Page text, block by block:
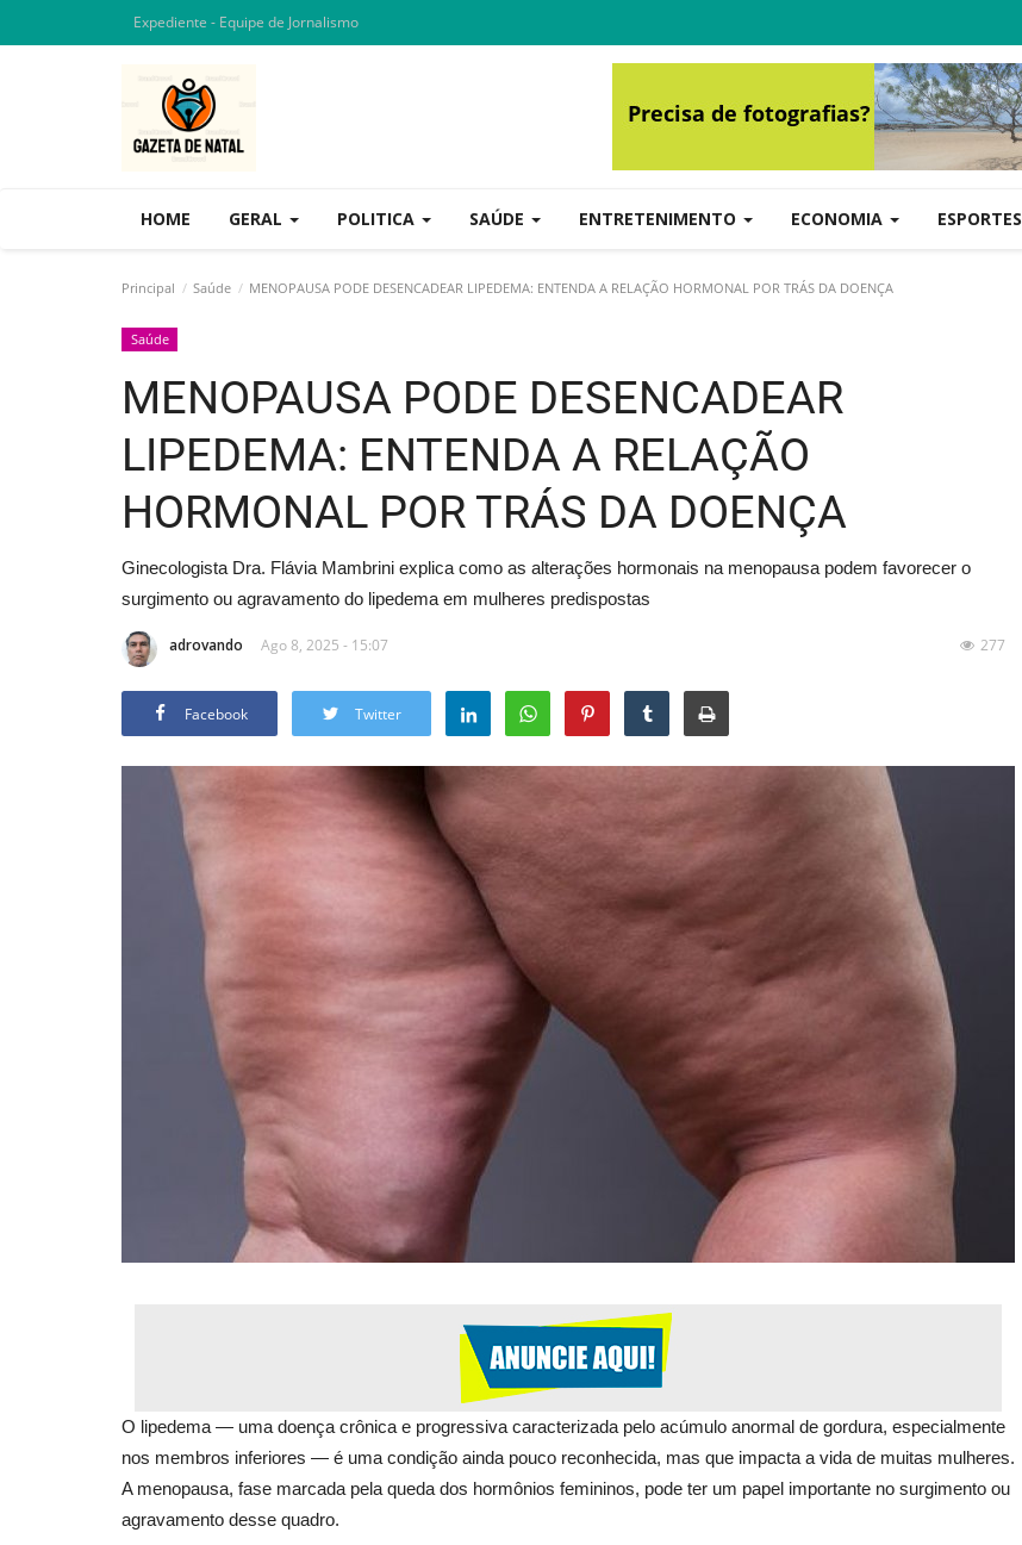
Expediente - Equipe de Jornalismo
HOME GERAL POLITICA SAÚDE ENTRETENIMENTO ECONOMIA ESPORTES
Principal Saúde MENOPAUSA PODE DESENCADEAR LIPEDEMA: ENTENDA A RELAÇÃO HORMONAL POR TRÁS DA DOENÇA
Saúde
MENOPAUSA PODE DESENCADEAR
LIPEDEMA: ENTENDA A RELAÇÃO
HORMONAL POR TRÁS DA DOENÇA
Ginecologista Dra. Flávia Mambrini explica como as alterações hormonais na menopausa podem favorecer o
surgimento ou agravamento do lipedema em mulheres predispostas
adrovando Ago 8, 2025 - 15:07 277
Facebook Twitter
O lipedema — uma doença crônica e progressiva caracterizada pelo acúmulo anormal de gordura, especialmente
nos membros inferiores — é uma condição ainda pouco reconhecida, mas que impacta a vida de muitas mulheres.
A menopausa, fase marcada pela queda dos hormônios femininos, pode ter um papel importante no surgimento ou
agravamento desse quadro.